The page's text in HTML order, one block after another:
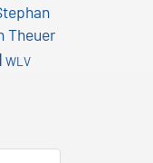
Theuer
WLV